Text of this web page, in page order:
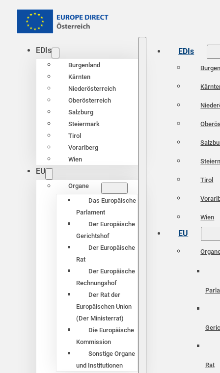
EDIs
Burgenland
Kärnten
Niederösterreich
Oberösterreich
Salzburg
Steiermark
Tirol
Vorarlberg
Wien
EU
Organe
Das Europäische
Parlament
Der Europäische
Gerichtshof
Der Europäische
Rat
Der Europäische
Rechnungshof
Der Rat der
Europäischen Union
(Der Ministerrat)
Die Europäische
Kommission
Sonstige Organe
und Institutionen
EDIs
Tirol
Wien
EU
Rat